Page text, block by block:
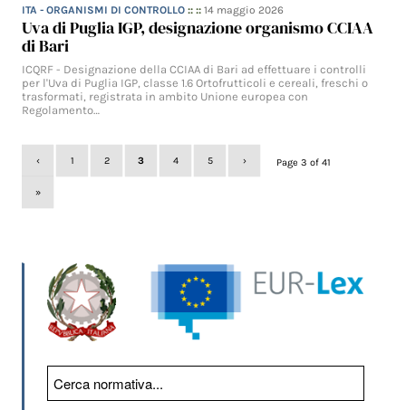
ITA - ORGANISMI DI CONTROLLO :: ::14 maggio 2026
Uva di Puglia IGP, designazione organismo CCIAA
di Bari
ICQRF - Designazione della CCIAA di Bari ad effettuare i controlli
per l'Uva di Puglia IGP, classe 1.6 Ortofrutticoli e cereali, freschi o
trasformati, registrata in ambito Unione europea con
Regolamento…
Page 3 of 41
‹ 1 2 3 4 5 ›
»